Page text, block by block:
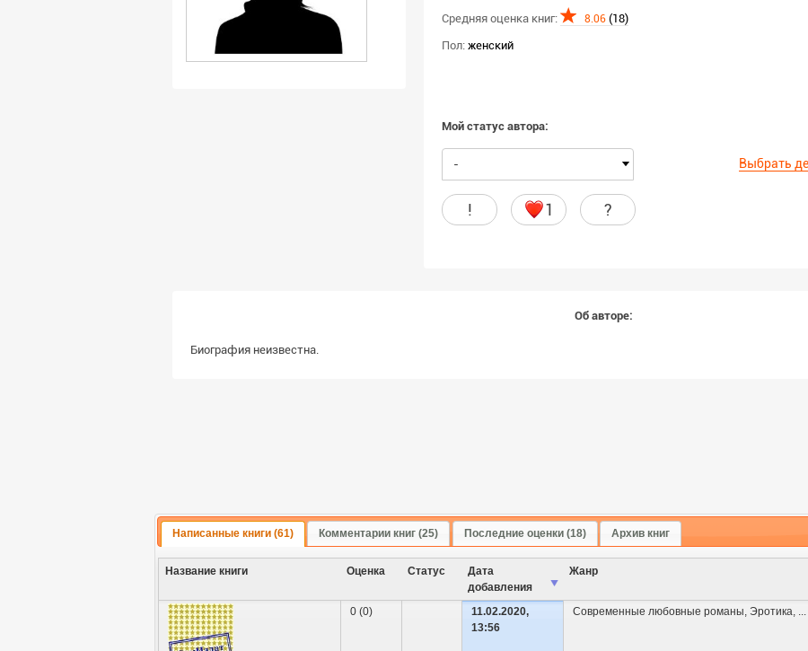
Средняя оценка книг:
8.06 (18)
Пол: женский
Мой статус автора:
- Выбрать
! 1 ?
Об авторе:
Биография неизвестна.
Написанные книги (61) Комментарии книг (25) Последние оценки (18) Архив книг
Название книги Оценка Cтатус
Дата
добавления
Жанр
0 (0)
11.02.2020,
13:56
Современные любовные романы Эротика